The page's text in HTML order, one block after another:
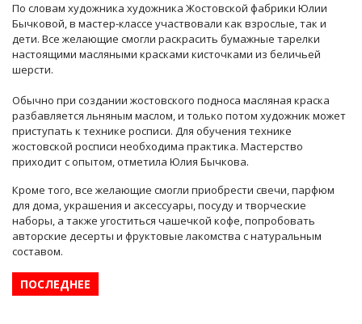
По словам художника художника Жостовской фабрики Юлии
Бычковой, в мастер-классе участвовали как взрослые, так и
дети. Все желающие смогли раскрасить бумажные тарелки
настоящими масляными красками кисточками из беличьей
шерсти.
Обычно при создании жостовского подноса масляная краска
разбавляется льняным маслом, и только потом художник может
приступать к технике росписи. Для обучения технике
жостовской росписи необходима практика. Мастерство
приходит с опытом, отметила Юлия Бычкова.
Кроме того, все желающие смогли приобрести свечи, парфюм
для дома, украшения и аксессуары, посуду и творческие
наборы, а также угоститься чашечкой кофе, попробовать
авторские десерты и фруктовые лакомства с натуральным
составом.